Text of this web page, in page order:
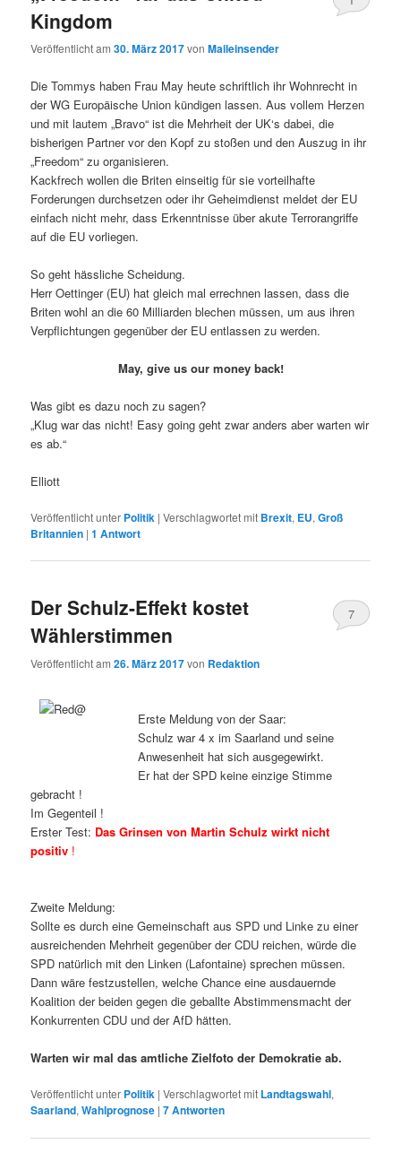
Kingdom
Veröffentlicht am30. März 2017vonMaileinsender
Die Tommys haben Frau May heute schriftlich ihr Wohnrecht in
der WG Europäische Union kündigen lassen. Aus vollem Herzen
und mit lautem „Bravo“ ist die Mehrheit der UK‘s dabei, die
bisherigen Partner vor den Kopf zu stoßen und den Auszug in ihr
„Freedom“ zu organisieren.
Kackfrech wollen die Briten einseitig für sie vorteilhafte
Forderungen durchsetzen oder ihr Geheimdienst meldet der EU
einfach nicht mehr, dass Erkenntnisse über akute Terrorangriffe
auf die EU vorliegen.
So geht hässliche Scheidung.
Herr Oettinger (EU) hat gleich mal errechnen lassen, dass die
Briten wohl an die 60 Milliarden blechen müssen, um aus ihren
Verpflichtungen gegenüber der EU entlassen zu werden.
May, give us our money back!
Was gibt es dazu noch zu sagen?
„Klug war das nicht! Easy going geht zwar anders aber warten wir
es ab.“
Elliott
Veröffentlicht unter Politik |Verschlagwortet mit Brexit, EU,Groß
Britannien |1 Antwort
Der Schulz-Effekt kostet
Wählerstimmen
Veröffentlicht am26. März 2017von Redaktion
7
Erste Meldung von der Saar:
Schulz war 4 x im Saarland und seine
Anwesenheit hat sich ausgegewirkt.
Er hat der SPD keine einzige Stimme
gebracht !
Im Gegenteil !
Erster Test: Das Grinsen von Martin Schulz wirkt nicht
positiv !
Zweite Meldung:
Sollte es durch eine Gemeinschaft aus SPD und Linke zu einer
ausreichenden Mehrheit gegenüber der CDU reichen, würde die
SPD natürlich mit den Linken (Lafontaine) sprechen müssen.
Dann wäre festzustellen, welche Chance eine ausdauernde
Koalition der beiden gegen die geballte Abstimmensmacht der
Konkurrenten CDU und der AfD hätten.
Warten wir mal das amtliche Zielfoto der Demokratie ab.
Veröffentlicht unter Politik |Verschlagwortet mit Landtagswahl,
Saarland,Wahlprognose |7Antworten